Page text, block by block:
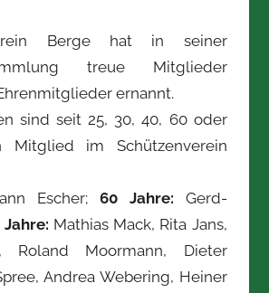
Berge hat in seiner
treue Mitglieder
ernannt.
sind seit 25, 30, 40, 60 oder
Mitglied im Schützenverein
Escher; 60 Jahre: Gerd-
Jahre: Mathias Mack, Rita Jans,
Roland Moormann, Dieter
Andrea Webering, Heiner